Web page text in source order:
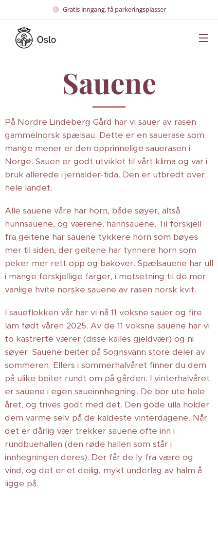
Gratis inngang, få parkeringsplasser
Sauene
På Nordre Lindeberg Gård har vi sauer av rasen
gammelnorsk spælsau. Dette er en sauerase som
mange mener er den opprinnelige sauerasen i
Norge. Sauen er godt utviklet til vårt klima og var i
bruk allerede i jernalder-tida. Den er utbredt over
hele landet.
Alle sauene våre har horn, både søyer, altså
hunnsauene, og værene, hannsauene. Til forskjell
fra geitene har sauene tykkere horn som bøyes
mer til siden, der geitene har tynnere horn som
peker mer rett opp og bakover. Spælsauene har ull
i mange forskjellige farger, i motsetning til de mer
vanlige hvite norske sauene av rasen norsk kvit.
I saueflokken vår har vi nå 11 voksne sauer og fire
lam født våren 2025. Av de 11 voksne sauene har vi
to kastrerte værer (disse kalles gjeldvær) og ni
søyer. Sauene beiter på Sognsvann store deler av
sommeren. Ellers i sommerhalvåret finner du dem
på ulike beiter rundt om på gården. I vinterhalvåret
er sauene i egen saueinnhegning. De bor ute hele
året, og trives godt med det. Den gode ulla holder
dem varme selv på de kaldeste vinterdagene. Når
det er dårlig vær trekker sauene ofte inn i
rundbuehallen (den røde hallen som står i
innhegningen deres). Der får de ly fra være og
vind, og det er et deilig, mykt underlag av halm å
ligge på.